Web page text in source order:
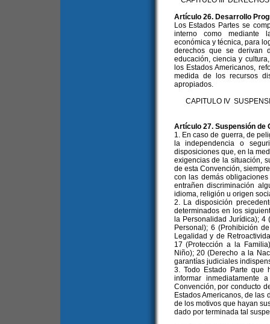
Artículo 26. Desarrollo
Los Estados Partes se
interno como mediante
económica y técnica, para
derechos que se derivan
educación, ciencia y
los Estados Americanos,
medida de los recursos
apropiados.
CAPITULO IV
Artículo 27. Suspensión de
1. En caso de guerra, de
la independencia o
disposiciones que, en la
exigencias de la situación,
de esta Convención,
con las demás
entrañen discriminación
idioma, religión u origen
2. La disposición
determinados en los
la Personalidad Jurídica);
Personal); 6 (Prohibición
Legalidad y de
17 (Protección a la
Niño); 20 (Derecho a la
garantías judiciales
3. Todo Estado Parte que
informar inmediatamente
Convención, por conducto
Estados Americanos, de
de los motivos que hayan
dado por terminada tal